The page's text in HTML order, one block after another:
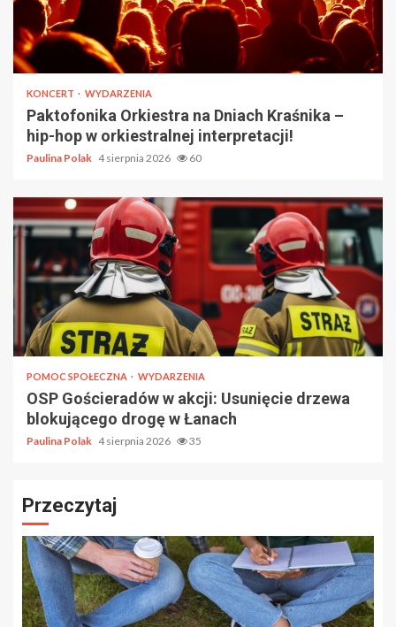
KONCERT WYDARZENIA
Paktofonika Orkiestra na Dniach Kraśnika –
hip-hop w orkiestralnej interpretacji!
Paulina Polak 4 sierpnia 2026 60
POMOC SPOŁECZNA WYDARZENIA
OSP Gościeradów w akcji: Usunięcie drzewa
blokującego drogę w Łanach
Paulina Polak 4 sierpnia 2026 35
Przeczytaj